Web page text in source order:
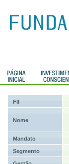
FII
Nome
Mandato
Segmento